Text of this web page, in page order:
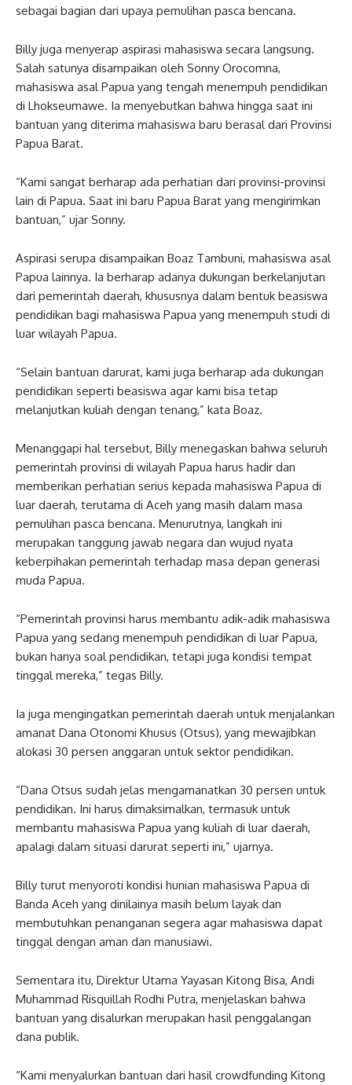
sebagai bagian dari upaya pemulihan pasca bencana.
Billy juga menyerap aspirasi mahasiswa secara langsung.
Salah satunya disampaikan oleh Sonny Orocomna,
mahasiswa asal Papua yang tengah menempuh pendidikan
di Lhokseumawe. Ia menyebutkan bahwa hingga saat ini
bantuan yang diterima mahasiswa baru berasal dari Provinsi
Papua Barat.
“Kami sangat berharap ada perhatian dari provinsi-provinsi
lain di Papua. Saat ini baru Papua Barat yang mengirimkan
bantuan,” ujar Sonny.
Aspirasi serupa disampaikan Boaz Tambuni, mahasiswa asal
Papua lainnya. Ia berharap adanya dukungan berkelanjutan
dari pemerintah daerah, khususnya dalam bentuk beasiswa
pendidikan bagi mahasiswa Papua yang menempuh studi di
luar wilayah Papua.
“Selain bantuan darurat, kami juga berharap ada dukungan
pendidikan seperti beasiswa agar kami bisa tetap
melanjutkan kuliah dengan tenang,” kata Boaz.
Menanggapi hal tersebut, Billy menegaskan bahwa seluruh
pemerintah provinsi di wilayah Papua harus hadir dan
memberikan perhatian serius kepada mahasiswa Papua di
luar daerah, terutama di Aceh yang masih dalam masa
pemulihan pasca bencana. Menurutnya, langkah ini
merupakan tanggung jawab negara dan wujud nyata
keberpihakan pemerintah terhadap masa depan generasi
muda Papua.
“Pemerintah provinsi harus membantu adik-adik mahasiswa
Papua yang sedang menempuh pendidikan di luar Papua,
bukan hanya soal pendidikan, tetapi juga kondisi tempat
tinggal mereka,” tegas Billy.
Ia juga mengingatkan pemerintah daerah untuk menjalankan
amanat Dana Otonomi Khusus (Otsus), yang mewajibkan
alokasi 30 persen anggaran untuk sektor pendidikan.
“Dana Otsus sudah jelas mengamanatkan 30 persen untuk
pendidikan. Ini harus dimaksimalkan, termasuk untuk
membantu mahasiswa Papua yang kuliah di luar daerah,
apalagi dalam situasi darurat seperti ini,” ujarnya.
Billy turut menyoroti kondisi hunian mahasiswa Papua di
Banda Aceh yang dinilainya masih belum layak dan
membutuhkan penanganan segera agar mahasiswa dapat
tinggal dengan aman dan manusiawi.
Sementara itu, Direktur Utama Yayasan Kitong Bisa, Andi
Muhammad Risquillah Rodhi Putra, menjelaskan bahwa
bantuan yang disalurkan merupakan hasil penggalangan
dana publik.
“Kami menyalurkan bantuan dari hasil crowdfunding Kitong